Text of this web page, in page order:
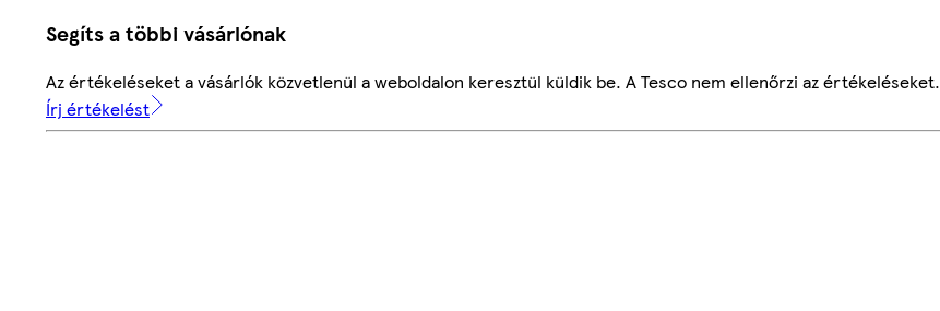
Segíts a többi vásárlónak
Az értékeléseket a vásárlók közvetlenül a weboldalon keresztül küldik be. A Tesco nem ellenőrzi az értékeléseket.
Írj értékelést